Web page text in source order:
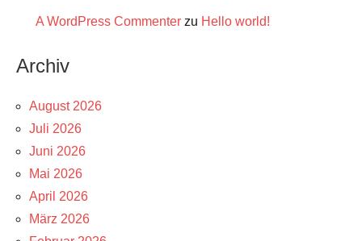
A WordPress Commenter zu Hello world!
Archiv
August 2026
Juli 2026
Juni 2026
Mai 2026
April 2026
März 2026